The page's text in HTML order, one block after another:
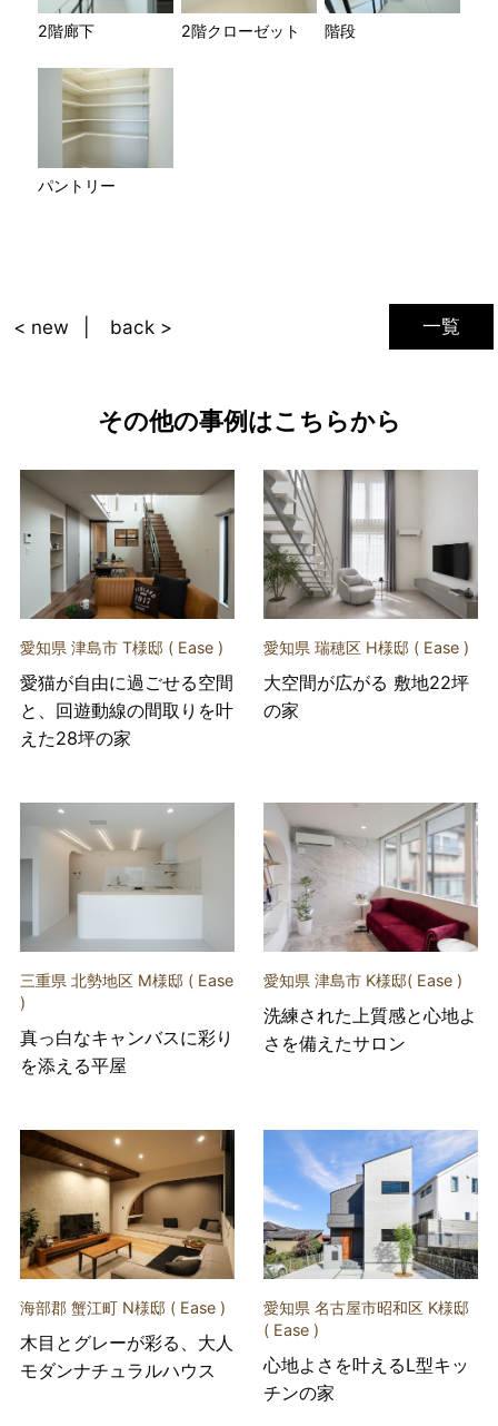
2階廊下 2階クローゼット 階段
パントリー
一覧
< new back >
その他の事例はこちらから
愛知県 津島市 T様邸 ( Ease )
愛猫が自由に過ごせる空間
と、回遊動線の間取りを叶
えた28坪の家
愛知県 瑞穂区 H様邸 ( Ease )
大空間が広がる 敷地22坪
の家
三重県 北勢地区 M様邸 ( Ease
)
真っ白なキャンバスに彩り
を添える平屋
愛知県 津島市 K様邸( Ease )
洗練された上質感と心地よ
さを備えたサロン
海部郡 蟹江町 N様邸 ( Ease )
木目とグレーが彩る、大人
モダンナチュラルハウス
愛知県 名古屋市昭和区 K様邸
( Ease )
心地よさを叶えるL型キッ
チンの家